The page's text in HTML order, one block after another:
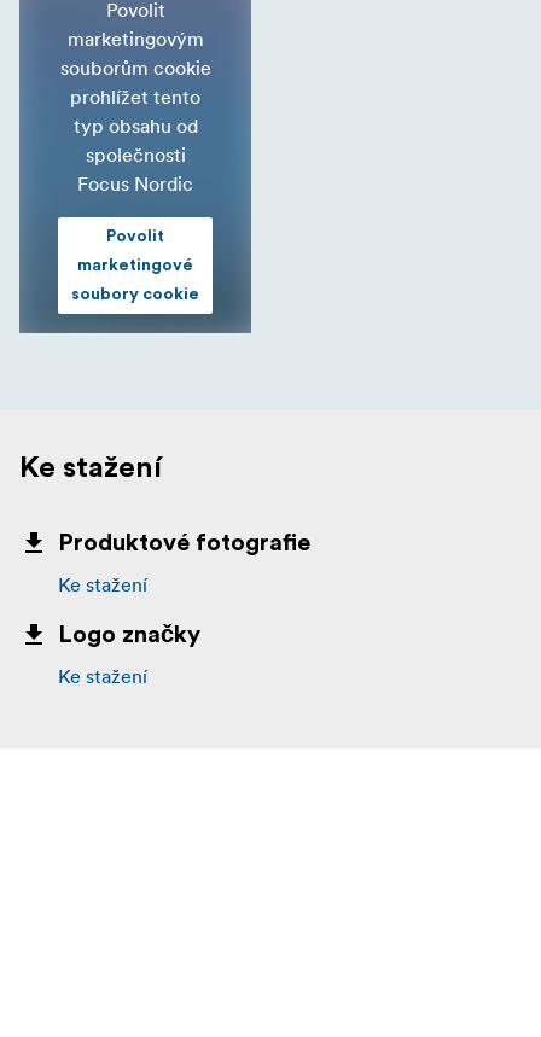
Povolit
marketingovým
souborům cookie
prohlížet tento
typ obsahu od
společnosti
Focus Nordic
Povolit
marketingové
soubory cookie
Ke stažení
Produktové fotografie
Ke stažení
Logo značky
Ke stažení